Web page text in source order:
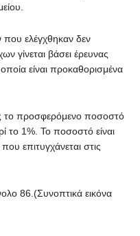
ελέγχθηκαν δεν
γίνεται βάσει έρευνας
είναι προκαθορισμένα
το προσφερόμενο ποσοστό
το 1%. Το ποσοστό είναι
επιτυγχάνεται στις
86.(Συνοπτικά εικόνα